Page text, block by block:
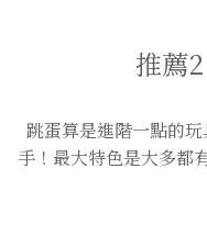
推薦
跳蛋算是進階一點的
手！最大特色是大多都